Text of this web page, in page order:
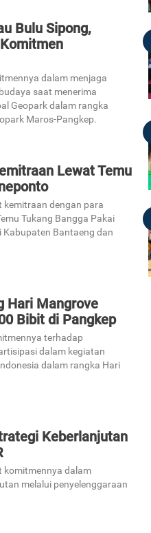
Bulu Sipong,
dalam menjaga
saat menerima
Geopark dalam rangka
Maros-Pangkep.
Lewat Temu
kemitraan dengan para
Tukang Bangga Pakai
Kabupaten Bantaeng dan
Hari Mangrove
Bibit di Pangkep
terhadap
dalam kegiatan
dalam rangka Hari
Keberlanjutan
komitmennya dalam
melalui penyelenggaraan